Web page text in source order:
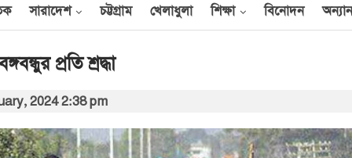
সারাদেশ চট্টগ্রাম খেলাধুলা শিক্ষা বিনোদন
প্রতি শ্রদ্ধা
2024 2:38 pm
আন্তর্জাতিক
এক দিনে ৪০ হিজবুল্লাহ
যোদ্ধাকে হত্যার দাবি